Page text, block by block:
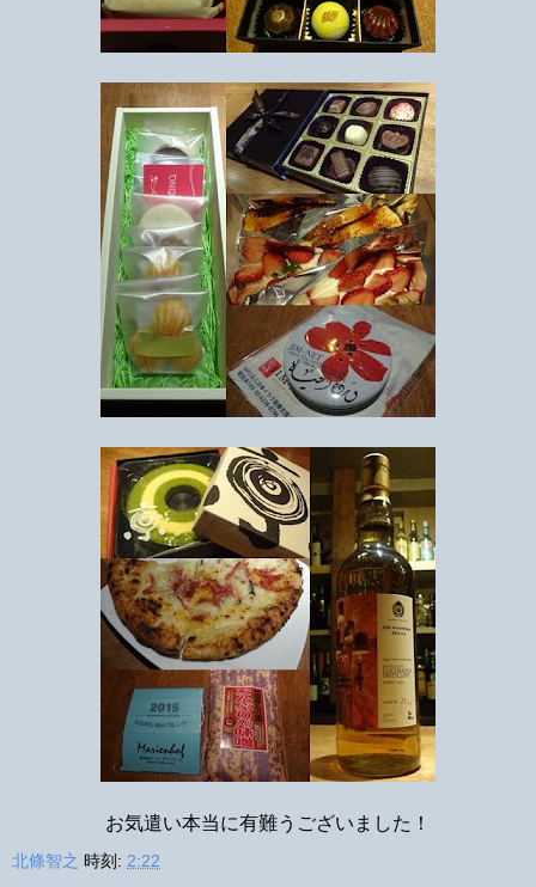
お気遣い本当に有難うございました！
北條智之 時刻: 2:22